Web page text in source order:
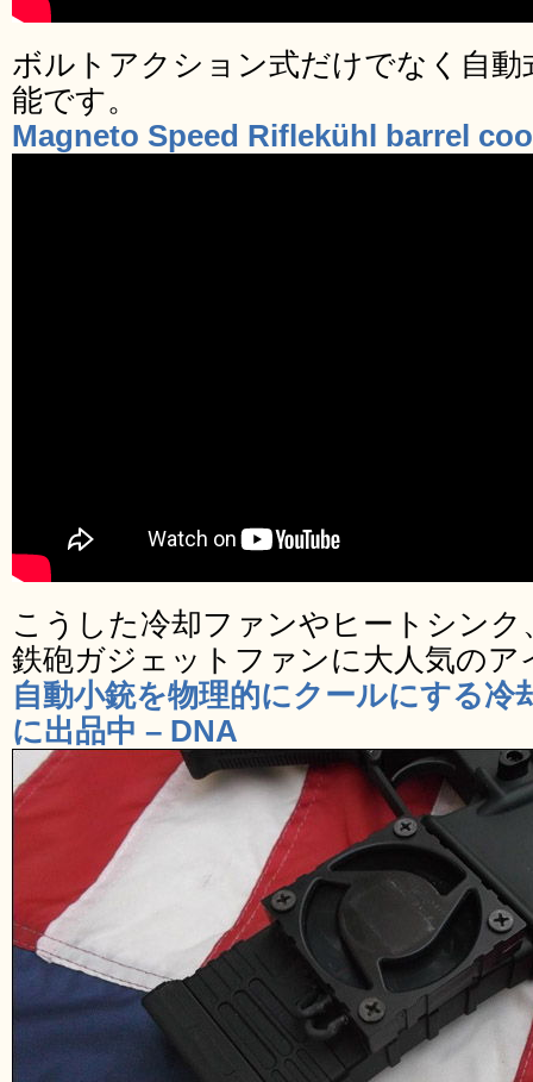
ボルトアクション式だけでなく自
能です。
Magneto Speed Riflekühl barrel
こうした冷却ファンやヒートシン
鉄砲ガジェットファンに大人気のア
自動小銃を物理的にクールにする冷
に出品中 – DNA